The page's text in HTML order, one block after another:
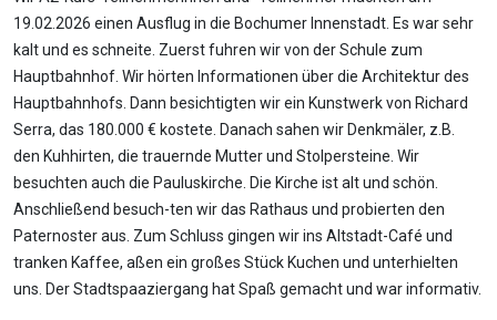
19.02.2026 einen Ausflug in die Bochumer Innenstadt. Es war sehr
kalt und es schneite. Zuerst fuhren wir von der Schule zum
Hauptbahnhof. Wir hörten Informationen über die Architektur des
Hauptbahnhofs. Dann besichtigten wir ein Kunstwerk von Richard
Serra, das 180.000 € kostete. Danach sahen wir Denkmäler, z.B.
den Kuhhirten, die trauernde Mutter und Stolpersteine. Wir
besuchten auch die Pauluskirche. Die Kirche ist alt und schön.
Anschließend besuch-ten wir das Rathaus und probierten den
Paternoster aus. Zum Schluss gingen wir ins Altstadt-Café und
tranken Kaffee, aßen ein großes Stück Kuchen und unterhielten
uns. Der Stadtspaaziergang hat Spaß gemacht und war informativ.